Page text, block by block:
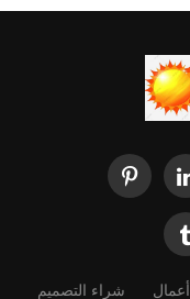
أعمال شراء التصميم